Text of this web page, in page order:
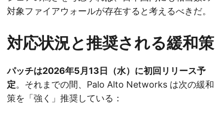
対象ファイアウォールが存在すると考えるべきだ。
対応状況と推奨される緩和策
パッチは2026年5月13日（水）に初回リリース予
定。それまでの間、Palo Alto Networks は次の緩和
策を「強く」推奨している：